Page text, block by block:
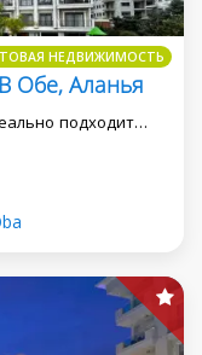
НЕДВИЖИМОСТЬ
Обе, Аланья
подходит…